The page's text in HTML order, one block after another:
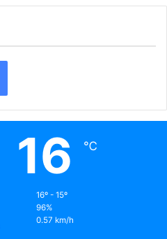
16 ℃
16º - 15º
96%
0.57 km/h